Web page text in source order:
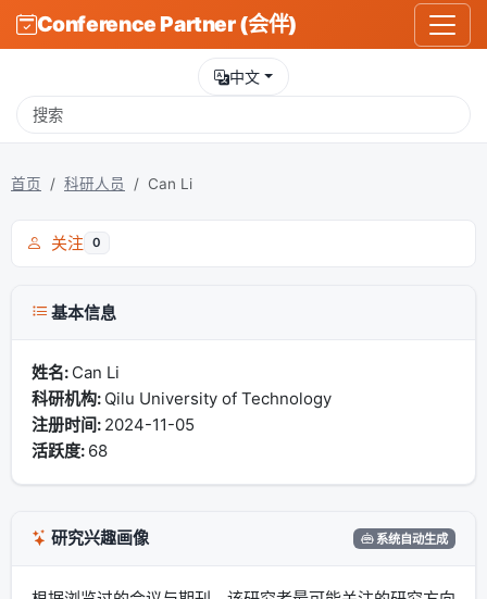
Conference Partner (会伴)
中文
首页 科研人员 Can Li
关注 0
基本信息
姓名: Can Li
科研机构: Qilu University of Technology
注册时间: 2024-11-05
活跃度: 68
研究兴趣画像 系统自动生成